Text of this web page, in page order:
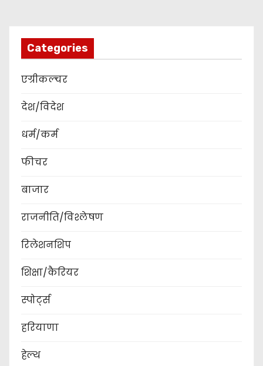
Categories
एग्रीकल्चर
देश/विदेश
धर्म/कर्म
फीचर
बाजार
राजनीति/विश्लेषण
रिलेशनशिप
शिक्षा/कैरियर
स्पोर्ट्स
हरियाणा
हेल्थ